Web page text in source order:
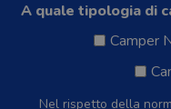
A quale tipologia di
Camper
Nel rispetto della